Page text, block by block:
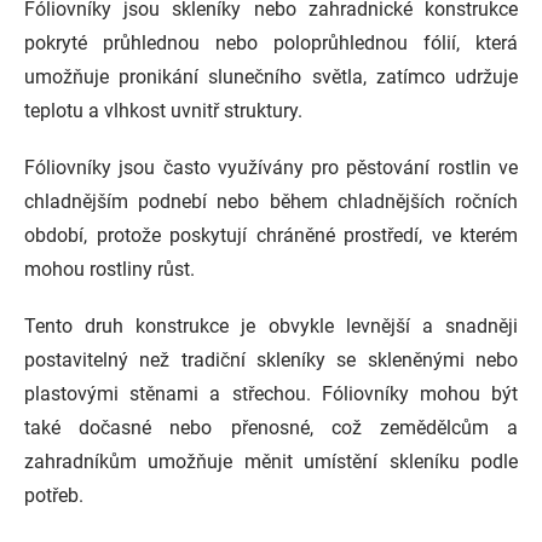
Fóliovníky jsou skleníky nebo zahradnické konstrukce
pokryté průhlednou nebo poloprůhlednou fólií, která
umožňuje pronikání slunečního světla, zatímco udržuje
teplotu a vlhkost uvnitř struktury.
Fóliovníky jsou často využívány pro pěstování rostlin ve
chladnějším podnebí nebo během chladnějších ročních
období, protože poskytují chráněné prostředí, ve kterém
mohou rostliny růst.
Tento druh konstrukce je obvykle levnější a snadněji
postavitelný než tradiční skleníky se skleněnými nebo
plastovými stěnami a střechou. Fóliovníky mohou být
také dočasné nebo přenosné, což zemědělcům a
zahradníkům umožňuje měnit umístění skleníku podle
potřeb.